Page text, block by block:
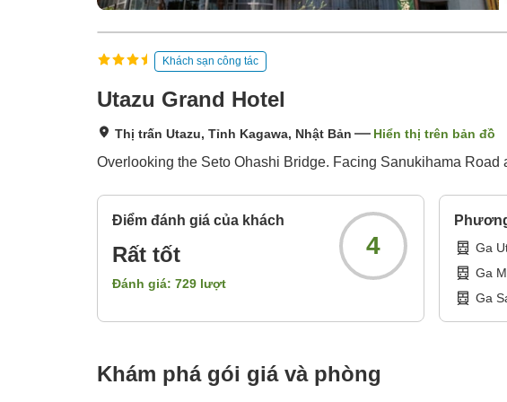
Khách sạn công tác
Utazu Grand Hotel
Thị trấn Utazu, Tỉnh Kagawa, Nhật Bản Hiển thị trên bản đồ
Overlooking the Seto Ohashi Bridge. Facing Sanukihama
Điểm đánh giá của khách
Rất tốt
Đánh giá: 729 lượt
4 Ga
Ga
Ga
Khám phá gói giá và phòng